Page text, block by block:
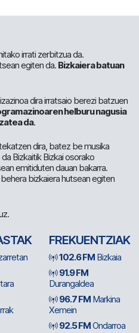
irrati zerbitzua da.
egiten da. Bizkaiera batuan
dira irratsaio berezi batzuen
helburu nagusia
da.
dira, batez be musika
Bizkaitik Bizkai osorako
emitiduten dauan bakarra.
bizkaiera hutsean egiten
FREKUENTZIAK
102.6 FM Bizkaia
91.9 FM
Durangaldea
96.7 FM Markina
Xemein
92.5 FMOndarroa